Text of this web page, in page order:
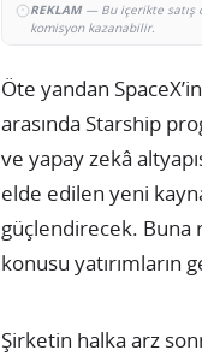
REKLAM— Bu içerikte satış
komisyon kazanabilir.
Öte yandan
arasında Starship
ve yapay zekâ
elde edilen yeni
güçlendirecek. Buna
konusu yatırımların
Şirketin halka arz